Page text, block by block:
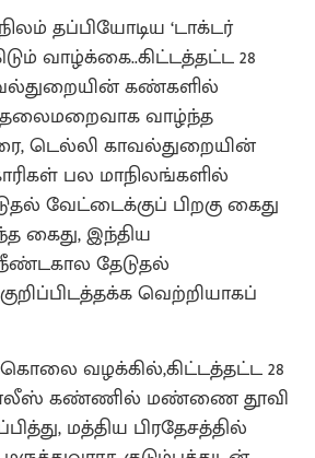
தப்பியோடிய ‘டாக்டர்
வாழ்க்கை..கிட்டத்தட்ட 28
கண்களில்
வாழ்ந்த
டெல்லி காவல்துறையின்
பல மாநிலங்களில்
வேட்டைக்குப் பிறகு கைது
கைது, இந்திய
தேடுதல்
வெற்றியாகப்
வழக்கில்,கிட்டத்தட்ட 28
கண்ணில் மண்ணை தூவி
மத்திய பிரதேசத்தில்